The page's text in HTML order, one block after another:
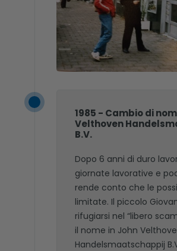
1985 - Cambio di
Velthoven
B.V.
Dopo 6 anni di duro
giornate lavorative e
rende conto che le
limitate. Il piccolo
rifugiarsi nel “libero
il nome in John
Handelsmaatschappij